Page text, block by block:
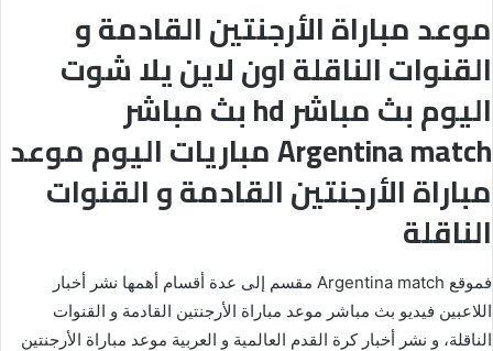
موعد مباراة الأرجنتين القادمة و
القنوات الناقلة اون لاين يلا شوت
اليوم بث مباشر hd بث مباشر
Argentina match مباريات اليوم موعد
مباراة الأرجنتين القادمة و القنوات
الناقلة
فموقع Argentina match مقسم إلى عدة أقسام أهمها نشر أخبار
اللاعبين فيديو بث مباشر موعد مباراة الأرجنتين القادمة و القنوات
الناقلة، و نشر أخبار كرة القدم العالمية و العربية موعد مباراة الأرجنتين